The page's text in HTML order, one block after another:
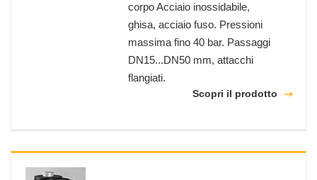
corpo Acciaio inossidabile,
ghisa, acciaio fuso. Pressioni
massima fino 40 bar. Passaggi
DN15...DN50 mm, attacchi
flangiati.
Scopri il prodotto